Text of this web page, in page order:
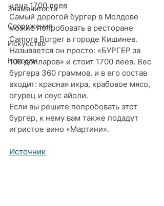
Знаменитости
Сооружения
Искусство
Новости
цена 1700 леев
Самый дорогой бургер в Молдове
можно попробовать в ресторане
Camora Burger в городе Кишинев.
Называется он просто: «БУРГЕР за
100 долларов» и стоит 1700 леев. Вес
бургера 360 граммов, и в его состав
входит: красная икра, крабовое мясо,
огурец и соус айоли.
Если вы решите попробовать этот
бургер, к нему вам также подадут
игристое вино «Мартини».
Источник